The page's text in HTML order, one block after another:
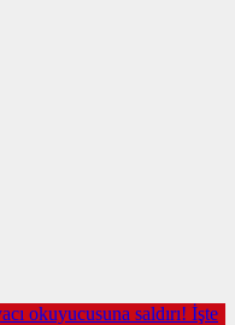
okuyucusuna saldırı! İşte